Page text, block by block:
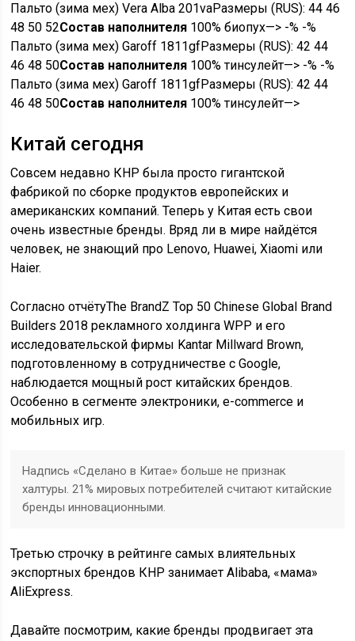
Пальто (зима мех) Vera Alba 201vaРазмеры (RUS):44 46
48 50 52Состав наполнителя 100% биопух—> -% -%
Пальто (зима мех) Garoff 1811gfРазмеры (RUS):42 44
46 48 50Состав наполнителя 100% тинсулейт—> -% -%
Пальто (зима мех) Garoff 1811gfРазмеры (RUS):42 44
46 48 50Состав наполнителя 100% тинсулейт—>
Китай сегодня
Совсем недавно КНР была просто гигантской
фабрикой по сборке продуктов европейских и
американских компаний. Теперь у Китая есть свои
очень известные бренды. Вряд ли в мире найдётся
человек, не знающий про Lenovo, Huawei, Xiaomi или
Haier.
Согласно отчётуThe BrandZ Top 50 Chinese Global Brand
Builders 2018 рекламного холдинга WPP и его
исследовательской фирмы Kantar Millward Brown,
подготовленному в сотрудничестве с Google,
наблюдается мощный рост китайских брендов.
Особенно в сегменте электроники, e-сommerce и
мобильных игр.
Надпись «Сделано в Китае» больше не признак
халтуры. 21% мировых потребителей считают китайские
бренды инновационными.
Третью строчку в рейтинге самых влиятельных
экспортных брендов КНР занимает Alibaba, «мама»
AliExpress.
Давайте посмотрим, какие бренды продвигает эта